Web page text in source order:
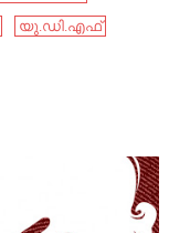
യു.ഡി.എഫ്